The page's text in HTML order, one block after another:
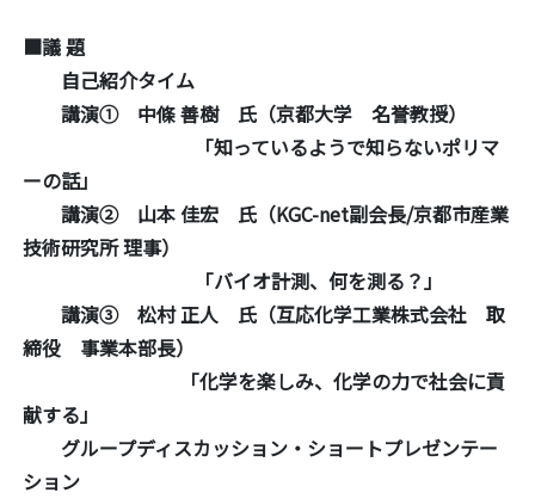
■議 題
自己紹介タイム
講演① 中條 善樹 氏（京都大学 名誉教授）
「知っているようで知らないポリマ
ーの話」
講演② 山本 佳宏 氏（KGC-net副会長/京都市産業
技術研究所 理事）
「バイオ計測、何を測る？」
講演③ 松村 正人 氏（互応化学工業株式会社 取
締役 事業本部長）
「化学を楽しみ、化学の力で社会に貢
献する」
グループディスカッション・ショートプレゼンテー
ション